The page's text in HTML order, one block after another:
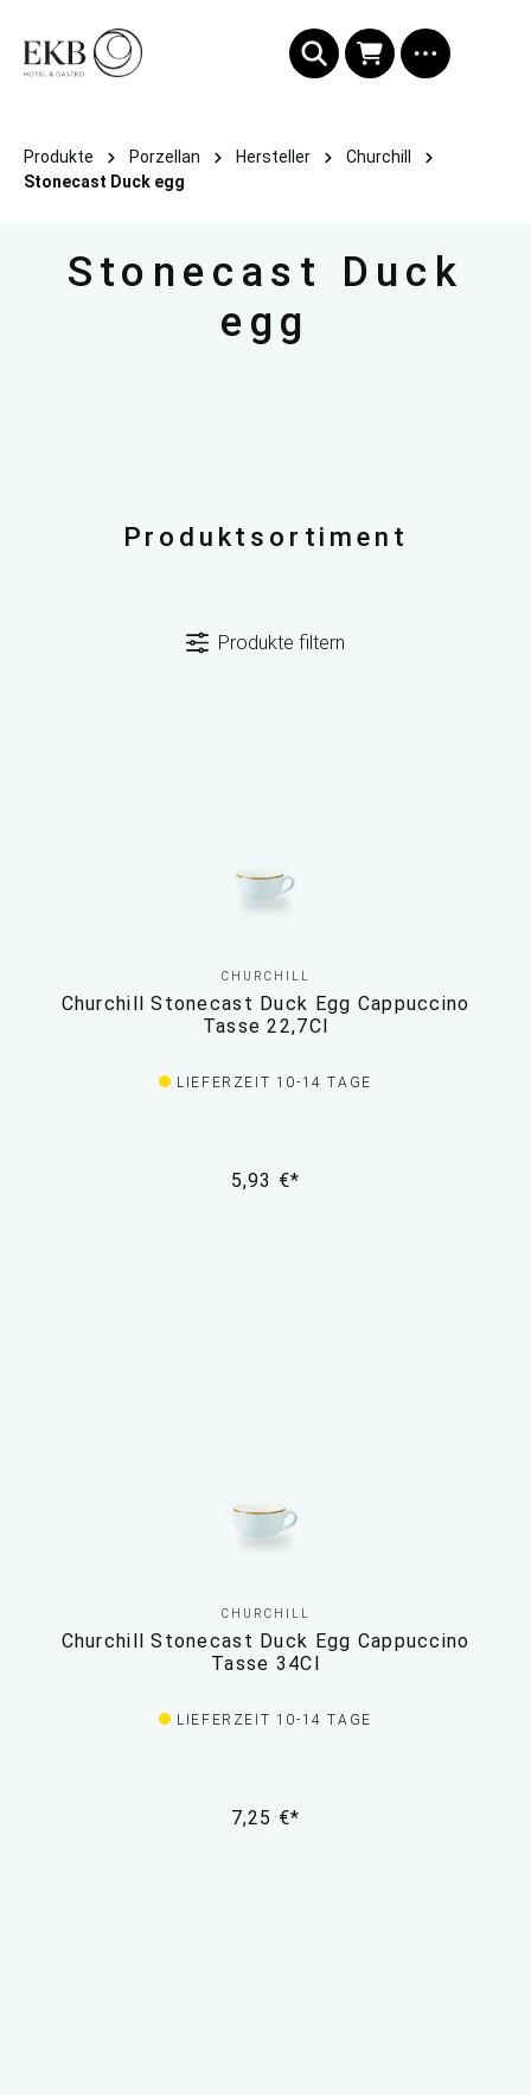
Produkte Porzellan Hersteller
Churchill
Stonecast Duck egg
Stonecast Duck
egg
Produktsortiment
Produkte filtern
CHURCHILL
Churchill Stonecast Duck Egg Cappuccino
Tasse 22,7Cl
LIEFERZEIT 10-14 TAGE
5,93 €*
CHURCHILL
Churchill Stonecast Duck Egg Cappuccino
Tasse 34Cl
LIEFERZEIT 10-14 TAGE
7,25 €*